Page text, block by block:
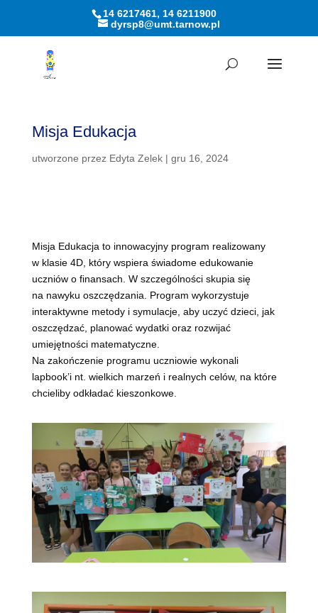
Otwórz pasek narzędzi
14 6217461, 14 6211900
dyrsp8@umt.tarnow.pl
Misja Edukacja
utworzone przez Edyta Zelek| gru 16, 2024
Misja Edukacja to innowacyjny program realizowany
w klasie 4D, który wspiera świadome edukowanie
uczniów o finansach. W szczególności skupia się
na nawyku oszczędzania. Program wykorzystuje
interaktywne metody i symulacje, aby uczyć dzieci, jak
oszczędzać, planować wydatki oraz rozwijać
umiejętności matematyczne.
Na zakończenie programu uczniowie wykonali
lapbook’i nt. wielkich marzeń i realnych celów, na które
chcieliby odkładać kieszonkowe.